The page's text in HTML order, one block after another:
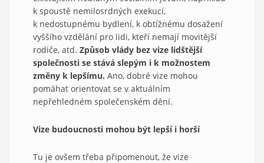
k spoustě nemilosrdných exekucí,
k nedostupnému bydlení, k obtížnému dosažení
vyššího vzdělání pro lidi, kteří nemají movitější
rodiče, atd. Způsob vlády bez vize lidštější
společnosti se stává slepým i k možnostem
změny k lepšímu. Ano, dobré vize mohou
pomáhat orientovat se v aktuálním
nepřehledném společenském dění.
Vize budoucnosti mohou být lepší i horší
Tu je ovšem třeba připomenout, že vize